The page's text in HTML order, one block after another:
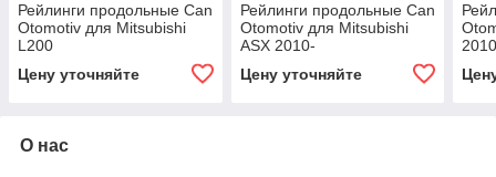
Рейлинги продольные Can
Otomotiv для Mitsubishi
L200
Цену уточняйте
Рейлинги продольные Can
Otomotiv для Mitsubishi
ASX 2010-
Цену уточняйте
О нас